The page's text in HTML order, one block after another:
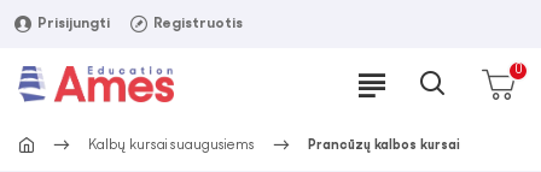
Prisijungti Registruotis
0
Kalbų kursai suaugusiems Prancūzų kalbos kursai